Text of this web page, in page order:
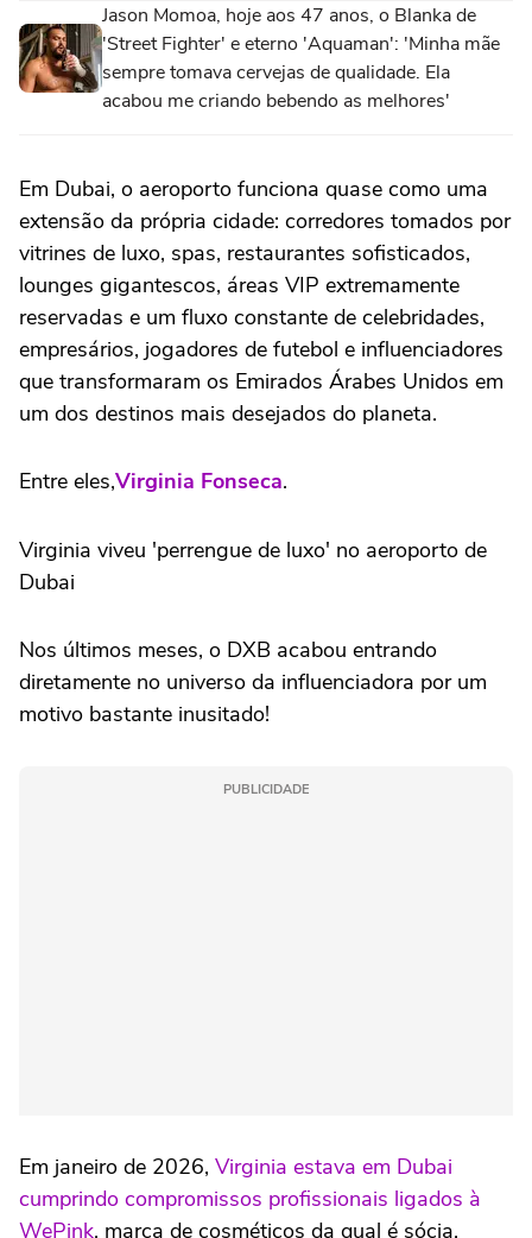
Jason Momoa, hoje aos 47 anos, o Blanka de
'Street Fighter' e eterno 'Aquaman': 'Minha mãe
sempre tomava cervejas de qualidade. Ela
acabou me criando bebendo as melhores'
Em Dubai, o aeroporto funciona quase como uma
extensão da própria cidade: corredores tomados por
vitrines de luxo, spas, restaurantes sofisticados,
lounges gigantescos, áreas VIP extremamente
reservadas e um fluxo constante de celebridades,
empresários, jogadores de futebol e influenciadores
que transformaram os Emirados Árabes Unidos em
um dos destinos mais desejados do planeta.
Entre eles,Virginia Fonseca.
Virginia viveu 'perrengue de luxo' no aeroporto de
Dubai
Nos últimos meses, o DXB acabou entrando
diretamente no universo da influenciadora por um
motivo bastante inusitado!
PUBLICIDADE
Em janeiro de 2026, Virginia estava em Dubai
cumprindo compromissos profissionais ligados à
WePink, marca de cosméticos da qual é sócia.